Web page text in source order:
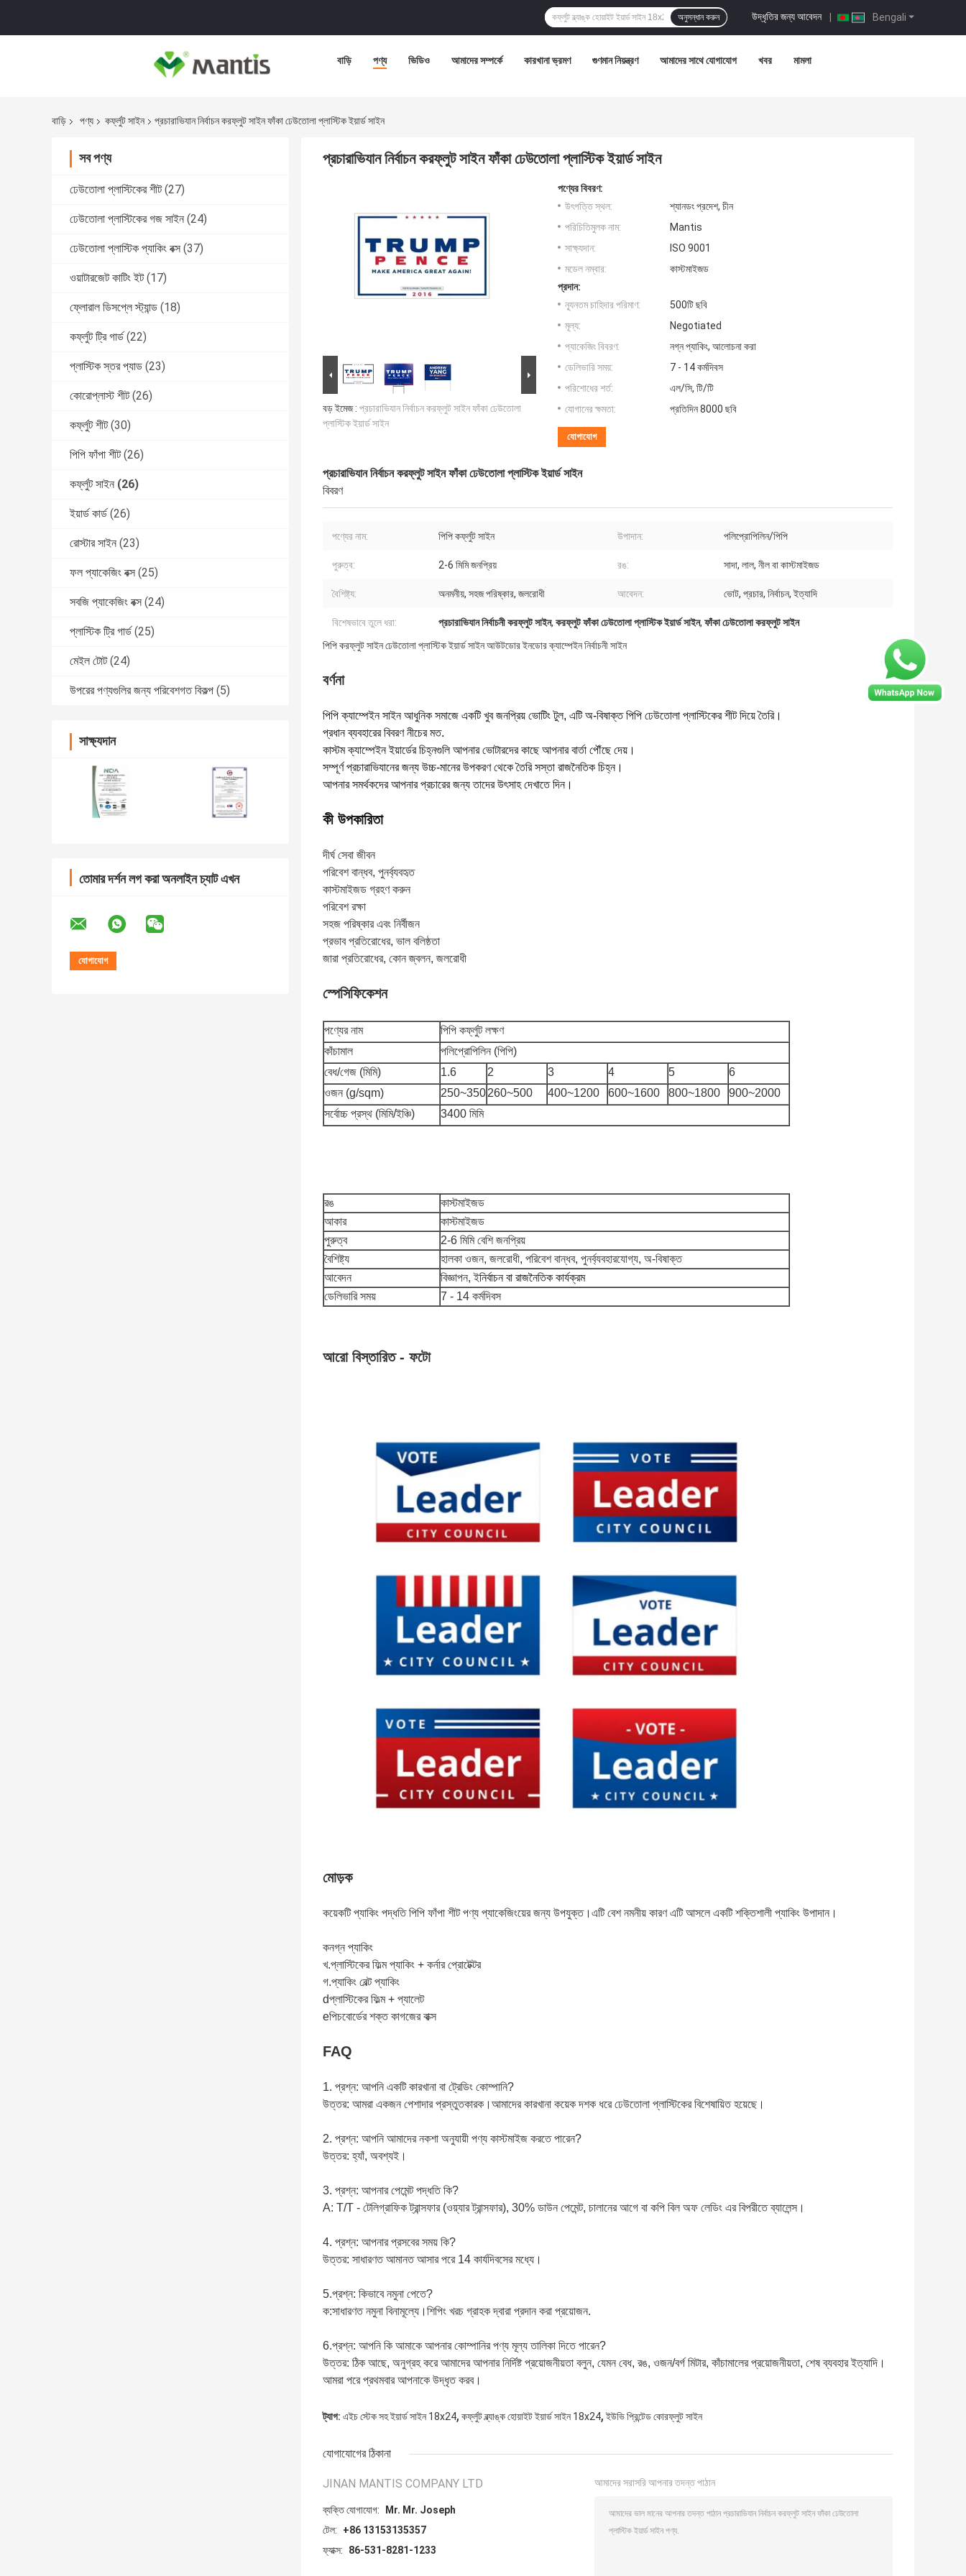
Bengali
উদ্ধৃতির জন্য আবেদন |
অনুসন্ধান করুন
বাড়ি পণ্য ভিডিও আমাদের সম্পর্কে কারখানা ভ্রমণ গুণমান নিয়ন্ত্রণ আমাদের সাথে যোগাযোগ খবর মামলা
বাড়ি পণ্য কর্ফ্লুট সাইন প্রচারাভিযান নির্বাচন করফ্লুট সাইন ফাঁকা ঢেউতোলা প্লাস্টিক ইয়ার্ড সাইন
সব পণ্য
ঢেউতোলা প্লাস্টিকের শীট (27)
ঢেউতোলা প্লাস্টিকের গজ সাইন (24)
ঢেউতোলা প্লাস্টিক প্যাকিং বক্স (37)
ওয়াটারজেট কাটিং ইট (17)
ফ্লোরাল ডিসপ্লে স্ট্যান্ড (18)
কর্ফ্লুট ট্রি গার্ড (22)
প্লাস্টিক স্তর প্যাড (23)
কোরোপ্লাস্ট শীট (26)
কর্ফ্লুট শীট (30)
পিপি ফাঁপা শীট (26)
কর্ফ্লুট সাইন (26)
ইয়ার্ড কার্ড (26)
রোস্টার সাইন (23)
ফল প্যাকেজিং বক্স (25)
সবজি প্যাকেজিং বক্স (24)
প্লাস্টিক ট্রি গার্ড (25)
মেইল টোট (24)
উপরের পণ্যগুলির জন্য পরিবেশগত বিকল্প (5)
সাক্ষ্যদান
তোমার দর্শন লগ করা অনলাইন চ্যাট এখন
প্রচারাভিযান নির্বাচন করফ্লুট সাইন ফাঁকা ঢেউতোলা প্লাস্টিক ইয়ার্ড সাইন
বড় ইমেজ : প্রচারাভিযান নির্বাচন করফ্লুট সাইন ফাঁকা ঢেউতোলা
প্লাস্টিক ইয়ার্ড সাইন
পণ্যের বিবরণ:
উৎপত্তি স্থল:
শ্যানডং প্রদেশ, চীন
পরিচিতিমুলক নাম:
Mantis
সাক্ষ্যদান:
ISO 9001
মডেল নম্বার:
কাস্টমাইজড
প্রদান:
ন্যূনতম চাহিদার পরিমাণ:
500টি ছবি
মূল্য:
Negotiated
প্যাকেজিং বিবরণ:
নগ্ন প্যাকিং, আলোচনা করা
ডেলিভারি সময়:
7 - 14 কর্মদিবস
পরিশোধের শর্ত:
এল/সি, টি/টি
যোগানের ক্ষমতা:
প্রতিদিন 8000 ছবি
যোগাযোগ
প্রচারাভিযান নির্বাচন করফ্লুট সাইন ফাঁকা ঢেউতোলা প্লাস্টিক ইয়ার্ড সাইন
বিবরণ
পণ্যের নাম: পিপি কর্ফ্লুট সাইন উপাদান: পলিপ্রোপিলিন/পিপি
পুরুত্ব: 2-6 মিমি জনপ্রিয় রঙ: সাদা, লাল, নীল বা কাস্টমাইজড
বৈশিষ্ট্য: অনমনীয়, সহজ পরিষ্কার, জলরোধী আবেদন: ভোট, প্রচার, নির্বাচন, ইত্যাদি
বিশেষভাবে তুলে ধরা: প্রচারাভিযান নির্বাচনী করফ্লুট সাইন, করফ্লুট ফাঁকা ঢেউতোলা প্লাস্টিক ইয়ার্ড সাইন, ফাঁকা ঢেউতোলা করফ্লুট সাইন
পিপি করফ্লুট সাইন ঢেউতোলা প্লাস্টিক ইয়ার্ড সাইন আউটডোর ইনডোর ক্যাম্পেইন নির্বাচনী সাইন
বর্ণনা
পিপি ক্যাম্পেইন সাইন আধুনিক সমাজে একটি খুব জনপ্রিয় ভোটিং টুল, এটি অ-বিষাক্ত পিপি ঢেউতোলা প্লাস্টিকের শীট দিয়ে তৈরি।
প্রধান ব্যবহারের বিবরণ নীচের মত.
কাস্টম ক্যাম্পেইন ইয়ার্ডের চিহ্নগুলি আপনার ভোটারদের কাছে আপনার বার্তা পৌঁছে দেয়।
সম্পূর্ণ প্রচারাভিযানের জন্য উচ্চ-মানের উপকরণ থেকে তৈরি সস্তা রাজনৈতিক চিহ্ন।
আপনার সমর্থকদের আপনার প্রচারের জন্য তাদের উৎসাহ দেখাতে দিন।
কী উপকারিতা
দীর্ঘ সেবা জীবন
পরিবেশ বান্ধব, পুনর্ব্যবহৃত
কাস্টমাইজড গ্রহণ করুন
পরিবেশ রক্ষা
সহজ পরিষ্কার এবং নির্বীজন
প্রভাব প্রতিরোধের, ভাল বলিষ্ঠতা
জারা প্রতিরোধের, কোন জ্বলন, জলরোধী
স্পেসিফিকেশন
পণ্যের নাম
পিপি কর্ফ্লুট লক্ষণ
কাঁচামাল
পলিপ্রোপিলিন (পিপি)
বেধ/গেজ (মিমি)
1.6 2 3 4 5
6
ওজন (g/sqm)
250~350260~500 400~1200 600~1600 800~1800
900~2000
সর্বোচ্চ প্রস্থ (মিমি/ইঞ্চি)
3400 মিমি
রঙ
কাস্টমাইজড
আকার
কাস্টমাইজড
পুরুত্ব
2-6 মিমি বেশি জনপ্রিয়
বৈশিষ্ট্য
হালকা ওজন, জলরোধী, পরিবেশ বান্ধব, পুনর্ব্যবহারযোগ্য, অ-বিষাক্ত
আবেদন
বিজ্ঞাপন, ইনির্বাচন বা রাজনৈতিক কার্যক্রম
ডেলিভারি সময়
7 - 14 কর্মদিবস
আরো বিস্তারিত - ফটো
মোড়ক
কয়েকটি প্যাকিং পদ্ধতি পিপি ফাঁপা শীট পণ্য প্যাকেজিংয়ের জন্য উপযুক্ত।এটি বেশ নমনীয় কারণ এটি আসলে একটি শক্তিশালী প্যাকিং উপাদান।
কনগ্ন প্যাকিং
খ.প্লাস্টিকের ফিল্ম প্যাকিং + কর্নার প্রোটেক্টর
গ.প্যাকিং বেল্ট প্যাকিং
dপ্লাস্টিকের ফিল্ম + প্যালেট
eপিচবোর্ডের শক্ত কাগজের বাক্স
FAQ
1. প্রশ্ন: আপনি একটি কারখানা বা ট্রেডিং কোম্পানি?
উত্তর: আমরা একজন পেশাদার প্রস্তুতকারক।আমাদের কারখানা কয়েক দশক ধরে ঢেউতোলা প্লাস্টিকের বিশেষায়িত হয়েছে।
2. প্রশ্ন: আপনি আমাদের নকশা অনুযায়ী পণ্য কাস্টমাইজ করতে পারেন?
উত্তর: হ্যাঁ, অবশ্যই।
3. প্রশ্ন: আপনার পেমেন্ট পদ্ধতি কি?
A: T/T - টেলিগ্রাফিক ট্রান্সফার (ওয়্যার ট্রান্সফার), 30% ডাউন পেমেন্ট, চালানের আগে বা কপি বিল অফ লেডিং এর বিপরীতে ব্যালেন্স।
4. প্রশ্ন: আপনার প্রসবের সময় কি?
উত্তর: সাধারণত আমানত আসার পরে 14 কার্যদিবসের মধ্যে।
5.প্রশ্ন: কিভাবে নমুনা পেতে?
ক:সাধারণত নমুনা বিনামূল্যে। শিপিং খরচ গ্রাহক দ্বারা প্রদান করা প্রয়োজন.
6.প্রশ্ন: আপনি কি আমাকে আপনার কোম্পানির পণ্য মূল্য তালিকা দিতে পারেন?
উত্তর: ঠিক আছে, অনুগ্রহ করে আমাদের আপনার নির্দিষ্ট প্রয়োজনীয়তা বলুন, যেমন বেধ, রঙ, ওজন/বর্গ মিটার, কাঁচামালের প্রয়োজনীয়তা, শেষ ব্যবহার ইত্যাদি।
আমরা পরে প্রথমবার আপনাকে উদ্ধৃত করব।
ট্যাগ: এইচ স্টেক সহ ইয়ার্ড সাইন 18x24, কর্ফ্লুট ব্ল্যাঙ্ক হোয়াইট ইয়ার্ড সাইন 18x24, ইউভি প্রিন্টেড কোরফ্লুট সাইন
যোগাযোগের ঠিকানা
JINAN MANTIS COMPANY LTD
ব্যক্তি যোগাযোগ:
Mr. Mr. Joseph
টেল:
+86 13153135357
ফ্যাক্স:
86-531-8281-1233
আমাদের সরাসরি আপনার তদন্ত পাঠান